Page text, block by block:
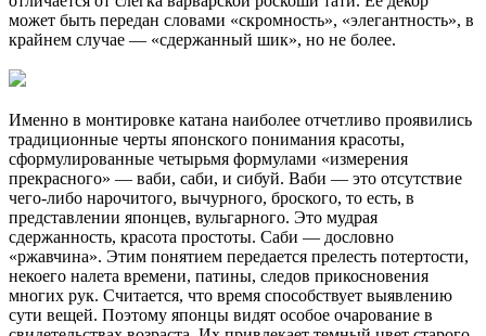
может быть передан словами «скромность», «элегантность», в
крайнем случае — «сдержанный шик», но не более.
Именно в монтировке катана наиболее отчетливо проявились
традиционные черты японского понимания красоты,
сформулированные четырьмя формулами «измерения
прекрасного» — ваби, саби, и сибуй. Ваби — это отсутствие
чего-либо нарочитого, вычурного, броского, то есть, в
представлении японцев, вульгарного. Это мудрая
сдержанность, красота простоты. Саби — дословно
«ржавчина». Этим понятием передается прелесть потертости,
некоего налета времени, патины, следов прикосновения
многих рук. Считается, что время способствует выявлению
сути вещей. Поэтому японцы видят особое очарование в